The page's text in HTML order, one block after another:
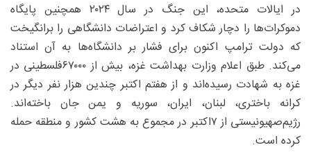
در ایالات ‌متحده، این جنگ در سال ۲۰۲۴ همچنین پایگاه
دموکرات‌ها را دچار شکاف کرد و اعتراضات دانشگاهی را برانگیخت
که دولت ترامپ اکنون برای فشار بر دانشگاه‌ها به آن استناد
می‌کند. طبق اعلام وزارت بهداشت غزه، بیش از ۶۷۰۰۰فلسطینی در
غزه به شهادت رسیده‌اند و از هفتم اکتبر چندین هزار نفر دیگر در
کرانه باختری، لبنان، ایران، سوریه و یمن جان باخته‌اند.
رژیم‌صهیونیستی از ۷اکتبر در مجموع به هشت کشور و منطقه حمله
کرده است.